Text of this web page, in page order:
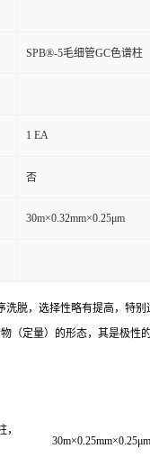
SPB®-5毛细管GC色谱柱
1 EA
否
30m×0.32mm×0.25μm
脱，选择性略有提高，特
（定量）的形态，其是极
30m×0.25mm×0.25μm